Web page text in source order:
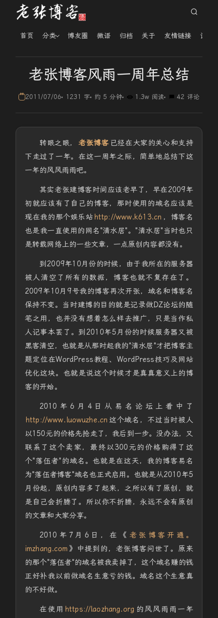
首页 分类 博友圈 微语 归档 关于 友情链接 读者
老张博客风雨一周年总结
2011/07/06 1231 字 约 5 分钟 1.3w 阅读 42 评论
转眼之眼， 老张博客 已经在大家的关心和支持
下走过了一年。在这一周年之际，简单地总结下这
一年的风风雨雨吧。
其实老张建博客时间应该老早了，早在2009年
初就应该有了自己的博客，那时使用的域名应该是
现在我的那个娱乐站 http://www.k613.cn ，博客名
也是我一直使用的网名"清水居"。"清水居"当时也只
是转载网络上的一些文章，一点原创内容都没有。
到2009年10月份的时候，由于我所在的服务器
被人清空了所有的数据，博客也就不复存在了。
2009年10月9号我的博客再次开张，域名和博客名
保持不变。当时建博的目的就是记录做DZ论坛的随
笔之用，也并没有想着怎么样去推广，只是当作私
人记事本罢了。到2010年5月份的时候服务器又被
黑客清空，也就是从那时起我的"清水居"才把博客主
题定位在WordPress教程、WordPress技巧及网站
优化这块。也就是说这个时候才是真真意义上的博
客的开始。
2010年6月4日从易名论坛上看中了
http://www.luowuzhe.cn 这个域名，不过当时被人
以150元的价格先抢走了，我后到一步。没办法，又
联系了这个卖家，最终以300元的价格购得了这
个"落伍者"的域名。也就是在这天，我的博客易名
为"落伍者博客"域名也正式启用。也就是从2010年5
月份起，原创内容多了起来，之所以有了原创，就
是自己会折腾了。所以你不折腾，永远不会有原创
的文章和大家分享。
2010年7月6日，在《 老张博客开通。
imzhang.com 》中提到的，老张博客问世了。原来
的那个"落伍者"的域名被我卖掉了，这个域名赚的钱
正好补我以前做域名生意亏的钱。域名这个生意真
的不好做。
在使用 https://laozhang.org 的风风雨雨一年